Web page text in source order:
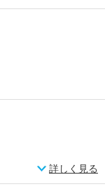
詳しく見る